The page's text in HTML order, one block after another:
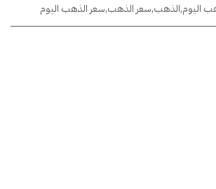
اليوم,الذهب,سعر الذهب,سعر الذهب اليوم